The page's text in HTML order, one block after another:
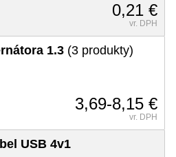
0,21 €
vr. DPH
1.3 (3 produkty)
3,69-8,15 €
vr. DPH
USB 4v1